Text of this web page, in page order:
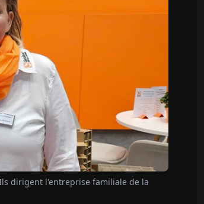
dirigent l'entreprise familiale de la